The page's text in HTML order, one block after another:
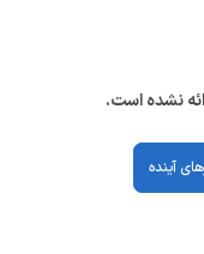
نشده است.
آینده